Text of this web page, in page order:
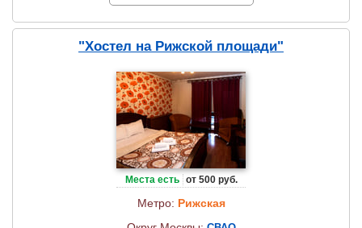
"Хостел на Рижской площади"
Места есть от 500 руб.
Метро: Рижская